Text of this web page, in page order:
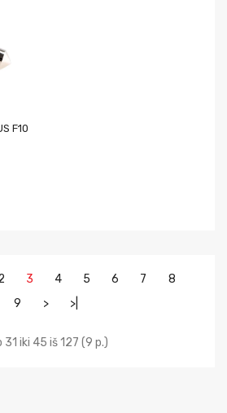
F10
3 4 5 6 7
8
9
> >|
31 iki 45 iš 127 (9 p.)